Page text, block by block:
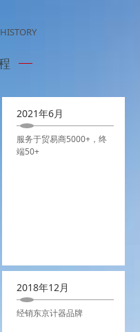
2021年6月
服务于贸易商5000+，终
端50+
2018年12月
经销东京计器品牌